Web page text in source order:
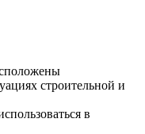
строительной и
в